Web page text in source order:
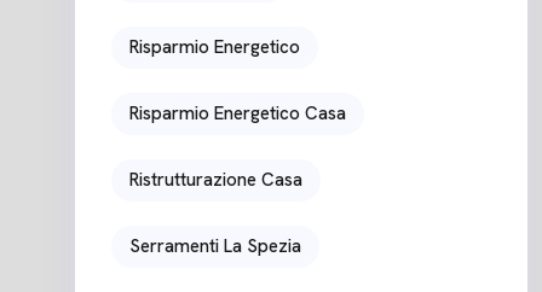
Risparmio Energetico
Risparmio Energetico Casa
Ristrutturazione Casa
Serramenti La Spezia